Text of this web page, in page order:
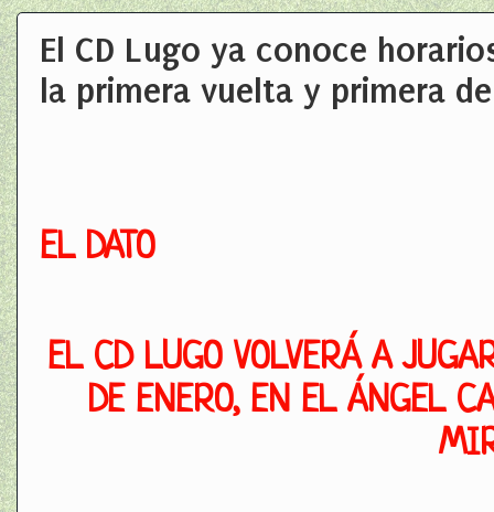
El CD Lugo ya conoce
la primera vuelta y primera
EL DATO
EL CD LUGO VOLVERÁ A
DE ENERO, EN EL ÁNGEL